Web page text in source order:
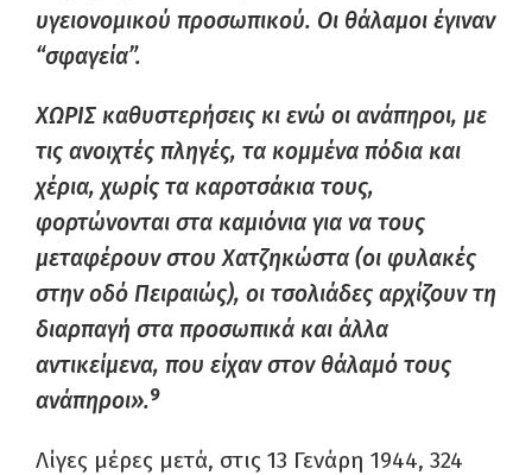
υγειονομικού προσωπικού. Οι θάλαμοι έγιναν
“σφαγεία”.
ΧΩΡΙΣ καθυστερήσεις κι ενώ οι ανάπηροι, με
τις ανοιχτές πληγές, τα κομμένα πόδια και
χέρια, χωρίς τα καροτσάκια τους,
φορτώνονται στα καμιόνια για να τους
μεταφέρουν στου Χατζηκώστα (οι φυλακές
στην οδό Πειραιώς), οι τσολιάδες αρχίζουν τη
διαρπαγή στα προσωπικά και άλλα
αντικείμενα, που είχαν στον θάλαμό τους
ανάπηροι».9
Λίγες μέρες μετά, στις 13 Γενάρη 1944, 324